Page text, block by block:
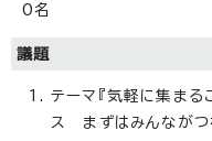
0名
議題
テーマ『気軽に集まる
ス まずはみんながつ